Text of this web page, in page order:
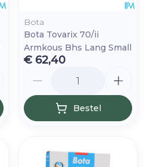
Bota
Bota Tovarix 70/ii
Armkous Bhs Lang Small
€ 62,40
Bestel